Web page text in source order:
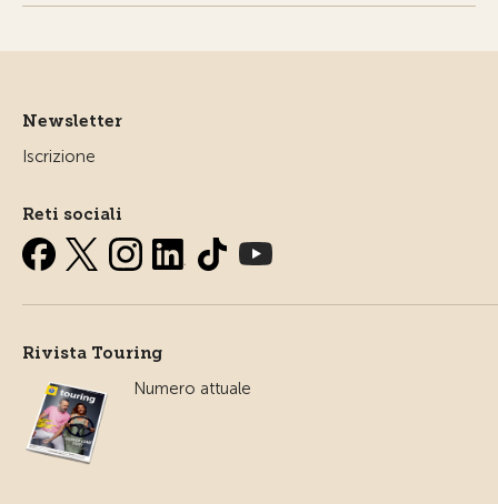
Newsletter
Iscrizione
Reti sociali
Rivista Touring
Numero attuale